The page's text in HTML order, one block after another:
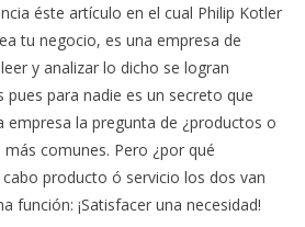
éste artículo en el cual Philip Kotler
tu negocio, es una empresa de
y analizar lo dicho se logran
pues para nadie es un secreto que
empresa la pregunta de ¿productos o
más comunes. Pero ¿por qué
producto ó servicio los dos van
función: ¡Satisfacer una necesidad!